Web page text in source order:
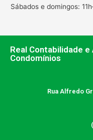
Sábados e domingos:
Real Contabilidade
Condomínios
Rua Alfredo